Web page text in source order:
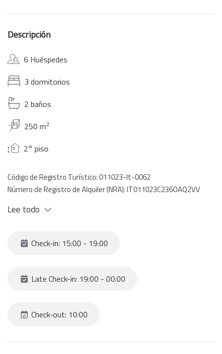
Descripción
6 Huéspedes
3 dormitorios
2 baños
250 m2
2° piso
Código de Registro Turístico: 011023-lt-0062
Número de Registro de Alquiler (NRA): IT011023C236OAQ2VV
Lee todo
Check-in: 15:00 - 19:00
Late Check-in: 19:00 - 00:00
Check-out: 10:00